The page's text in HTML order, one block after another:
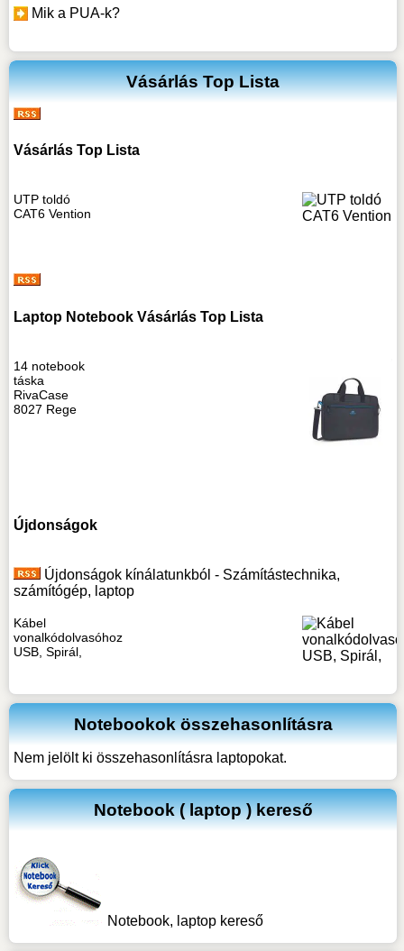
Mik a PUA-k?
Vásárlás Top Lista
Vásárlás Top Lista
UTP toldó
CAT6 Vention
Laptop Notebook Vásárlás Top Lista
14 notebook
táska
RivaCase
8027 Rege
Újdonságok
Újdonságok kínálatunkból - Számítástechnika,
számítógép, laptop
Kábel
vonalkódolvasóhoz
USB, Spirál,
Notebookok összehasonlításra
Nem jelölt ki összehasonlításra laptopokat.
Notebook ( laptop ) kereső
Notebook, laptop kereső